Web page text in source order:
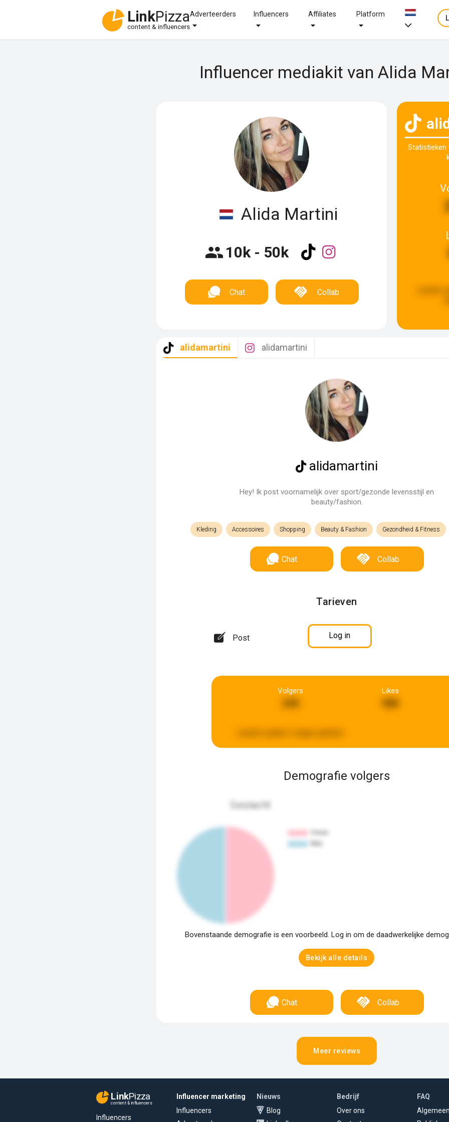
LinkPizza
content & influencers
Adverteerders Influencers Affiliates Platform
Influencer mediakit van Alida
Alida Martini
10k - 50k
Chat Collab
alidamartini alidamartini
alidamartini
Hey! Ik post voornamelijk over sport/gezonde levensstijl en
beauty/fashion.
Kleding Accessoires Shopping Beauty & Fashion Gezondheid & Fitness
Chat Collab
Tarieven
Post Log in
Volgers Likes
988
Demografie volgers
Geslacht
Bovenstaande demografie is een voorbeeld. Log in om de daadwerkelijke
Bekijk alle details
Chat Collab
Meer reviews
LinkPizza
content & influencers
Influencers
Influencer marketing
Influencers
Nieuws
Blog
Bedrijf
Over ons
FAQ
Algemeen